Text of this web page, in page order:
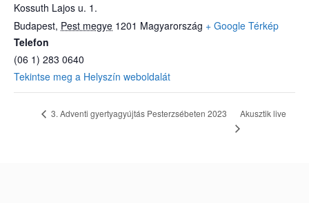
Kossuth Lajos u. 1.
Budapest, Pest megye 1201 Magyarország + Google Térkép
Telefon
(06 1) 283 0640
Tekintse meg a Helyszín weboldalát
3. Adventi gyertyagyújtás Pesterzsébeten 2023 Akusztik live